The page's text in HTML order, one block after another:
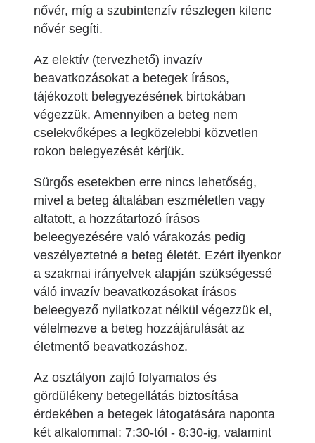
nővér, míg a szubintenzív részlegen kilenc
nővér segíti.
Az elektív (tervezhető) invazív
beavatkozásokat a betegek írásos,
tájékozott belegyezésének birtokában
végezzük. Amennyiben a beteg nem
cselekvőképes a legközelebbi közvetlen
rokon belegyezését kérjük.
Sürgős esetekben erre nincs lehetőség,
mivel a beteg általában eszméletlen vagy
altatott, a hozzátartozó írásos
beleegyezésére való várakozás pedig
veszélyeztetné a beteg életét. Ezért ilyenkor
a szakmai irányelvek alapján szükségessé
váló invazív beavatkozásokat írásos
beleegyező nyilatkozat nélkül végezzük el,
vélelmezve a beteg hozzájárulását az
életmentő beavatkozáshoz.
Az osztályon zajló folyamatos és
gördülékeny betegellátás biztosítása
érdekében a betegek látogatására naponta
két alkalommal: 7:30-tól - 8:30-ig, valamint